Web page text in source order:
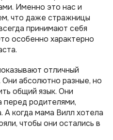
Именно это нас и
что даже стражницы
принимают себя
особенно характерно
отличный
абсолютно разные, но
общий язык. Они
перед родителями,
А когда мама Вилл хотела
чтобы они остались в